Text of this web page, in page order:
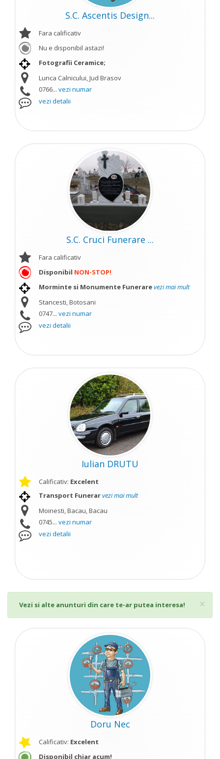
S.C. Ascentis Design...
Fara calificativ
Nu e disponibil astazi!
Fotografii Ceramice;
Lunca Calnicului, Jud Brasov
0766... vezi numar
vezi detalii
S.C. Cruci Funerare ...
Fara calificativ
Disponibil NON-STOP!
Morminte si Monumente Funerarevezi mai mult
Stancesti, Botosani
0747... vezi numar
vezi detalii
Iulian DRUTU
Calificativ: Excelent
Transport Funerarvezi mai mult
Moinesti, Bacau, Bacau
0745... vezi numar
vezi detalii
×
Vezi si alte anunturi din care te-ar putea interesa!
Doru Nec
Calificativ: Excelent
Disponibil chiar acum!